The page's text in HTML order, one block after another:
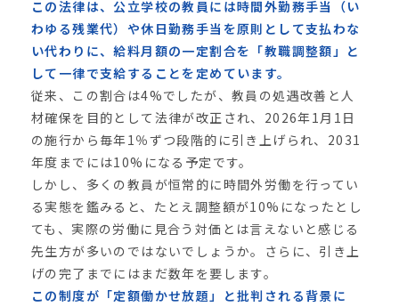
この法律は、公立学校の教員には時間外勤務手当（い
わゆる残業代）や休日勤務手当を原則として支払わな
い代わりに、給料月額の一定割合を「教職調整額」と
して一律で支給することを定めています。
従来、この割合は4%でしたが、教員の処遇改善と人
材確保を目的として法律が改正され、2026年1月1日
の施行から毎年1％ずつ段階的に引き上げられ、2031
年度までには10%になる予定です。
しかし、多くの教員が恒常的に時間外労働を行ってい
る実態を鑑みると、たとえ調整額が10%になったとし
ても、実際の労働に見合う対価とは言えないと感じる
先生方が多いのではないでしょうか。さらに、引き上
げの完了までにはまだ数年を要します。
この制度が「定額働かせ放題」と批判される背景に